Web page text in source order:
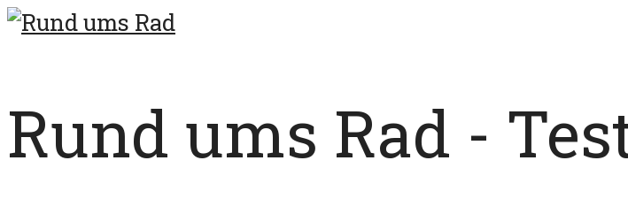
Rund ums Rad -